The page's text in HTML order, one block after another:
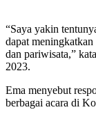
“Saya yakin
dapat
dan pariwisata,”
2023.
Ema menyebut
berbagai acara di